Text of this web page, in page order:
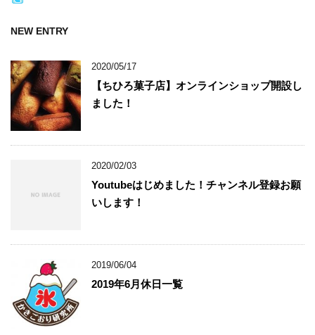
NEW ENTRY
2020/05/17
【ちひろ菓子店】オンラインショップ開設し
ました！
2020/02/03
Youtubeはじめました！チャンネル登録お願
いします！
2019/06/04
2019年6月休日一覧